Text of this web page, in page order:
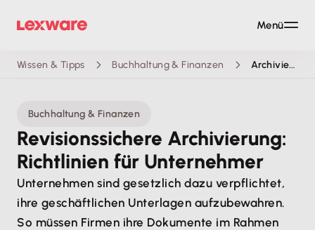
Wissen & Tipps Buchhaltung & Finanzen Archivierung
Buchhaltung & Finanzen
Revisionssichere Archivierung:
Richtlinien für Unternehmer
Unternehmen sind gesetzlich dazu verpflichtet,
ihre geschäftlichen Unterlagen aufzubewahren.
So müssen Firmen ihre Dokumente im Rahmen
Menü